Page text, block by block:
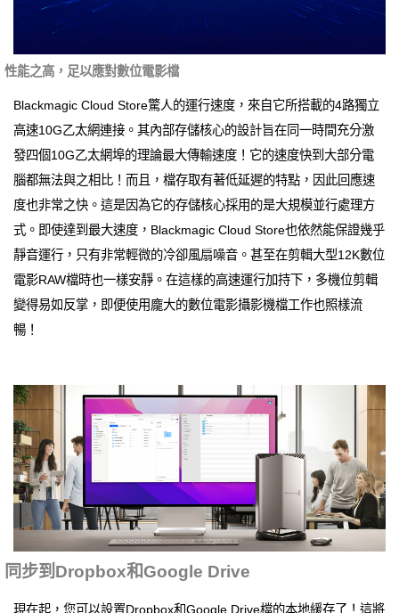
性能之高，足以應對數位電影檔
Blackmagic Cloud Store驚人的運行速度，來自它所搭載的4路獨立
高速10G乙太網連接。其內部存儲核心的設計旨在同一時間充分激
發四個10G乙太網埠的理論最大傳輸速度！它的速度快到大部分電
腦都無法與之相比！而且，檔存取有著低延遲的特點，因此回應速
度也非常之快。這是因為它的存儲核心採用的是大規模並行處理方
式。即使達到最大速度，Blackmagic Cloud Store也依然能保證幾乎
靜音運行，只有非常輕微的冷卻風扇噪音。甚至在剪輯大型12K數位
電影RAW檔時也一樣安靜。在這樣的高速運行加持下，多機位剪輯
變得易如反掌，即便使用龐大的數位電影攝影機檔工作也照樣流
暢！
同步到Dropbox和Google Drive
現在起，您可以設置Dropbox和Google Drive檔的本地緩存了！這將